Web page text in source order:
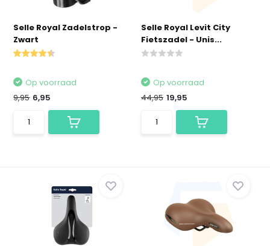
Selle Royal Zadelstrop -
Zwart
Op voorraad
9,95 6,95
Selle Royal Levit City
Fietszadel - Unis...
Op voorraad
44,95 19,95